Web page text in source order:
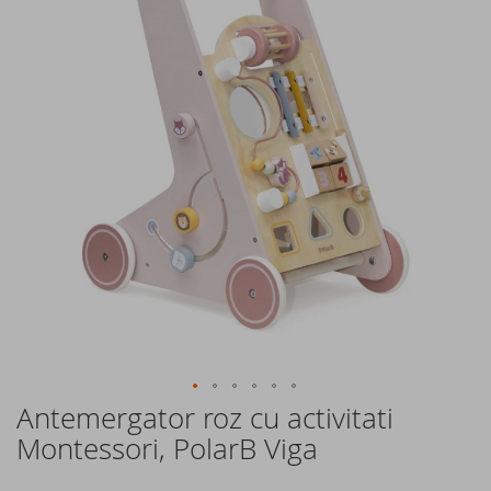
Antemergator roz cu activitati
Montessori, PolarB Viga
Skip
to
the